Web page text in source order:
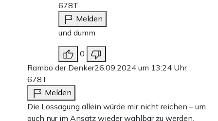
678T
Melden
und dumm
0
Rambo der Denker26.09.2024 um 13:24 Uhr
678T
Melden
Die Lossagung allein würde mir nicht reichen – um
auch nur im Ansatz wieder wählbar zu werden,